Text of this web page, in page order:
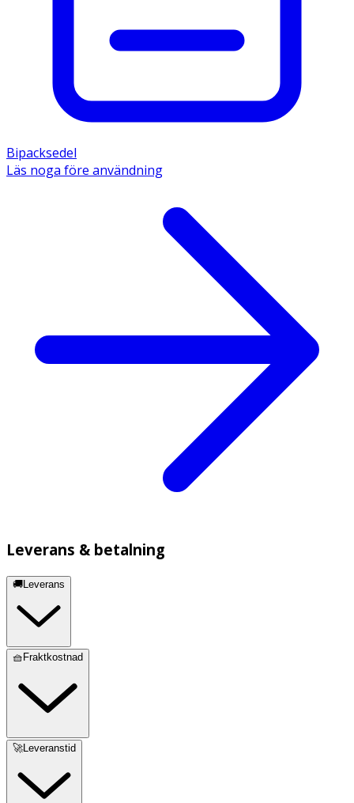
Bipacksedel
Läs noga före användning
Leverans & betalning
🚚Leverans
🧺Fraktkostnad
🚀Leveranstid